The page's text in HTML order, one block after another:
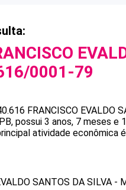
0001-79
FRANCISCO EVALDO
possui 3 anos, 7 meses
atividade econômica
SANTOS DA SILVA -